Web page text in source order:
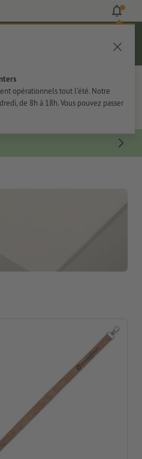
opérationnels tout l’été. Notre
de 8h à 18h. Vous pouvez passer
Panier